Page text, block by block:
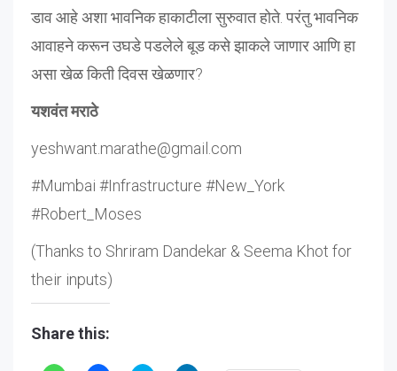
डाव आहे अशा भावनिक हाकाटीला सुरुवात होते. परंतु भावनिक
आवाहने करून उघडे पडलेले बूड कसे झाकले जाणार आणि हा
असा खेळ किती दिवस खेळणार?
यशवंत मराठे
yeshwant.marathe@gmail.com
#Mumbai #Infrastructure #New_York
#Robert_Moses
(Thanks to Shriram Dandekar & Seema Khot for
their inputs)
Share this: